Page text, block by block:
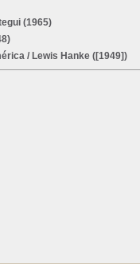
(1965)
/ Lewis Hanke ([1949])